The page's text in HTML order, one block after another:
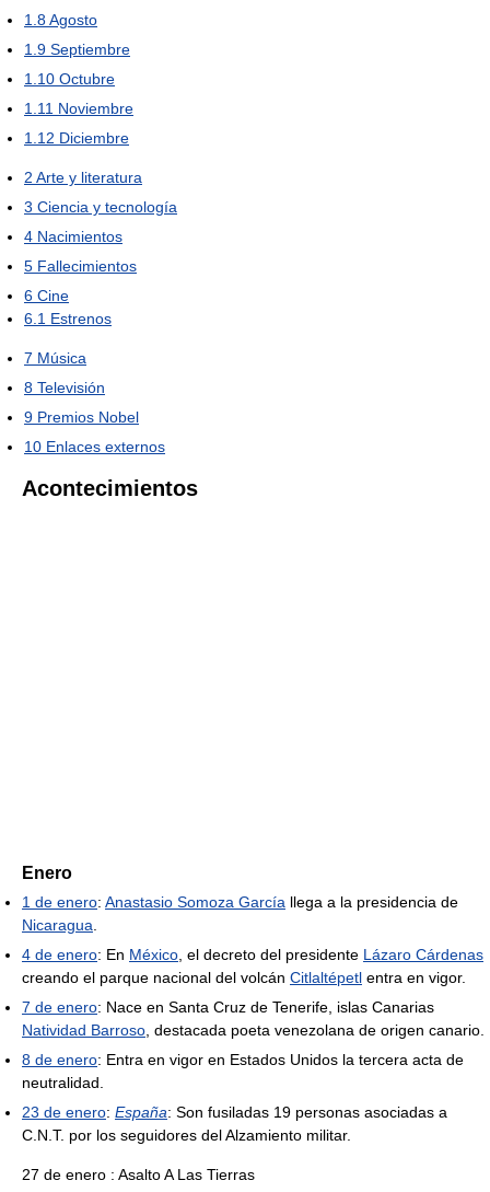
1.8Agosto
1.9 Septiembre
1.10 Octubre
1.11 Noviembre
1.12 Diciembre
2 Arte y literatura
3 Ciencia y tecnología
4 Nacimientos
5 Fallecimientos
6 Cine
6.1 Estrenos
7 Música
8 Televisión
9 Premios Nobel
10 Enlaces externos
Acontecimientos
Enero
1 de enero: Anastasio Somoza García llega a la presidencia de
Nicaragua
4 de enero: En México , el decreto del presidente Lázaro Cárdenas
creando el parque nacional del volcán Citlaltépetl entra en vigor.
7 de enero: Nace en Santa Cruz de Tenerife, islas Canarias
Natividad Barroso , destacada poeta venezolana de origen canario.
8 de enero: Entra en vigor en Estados Unidos la tercera acta de
neutralidad.
23 de enero: España: Son fusiladas 19 personas asociadas a
C.N.T. por los seguidores del Alzamiento militar.
27 de enero : Asalto A Las Tierras